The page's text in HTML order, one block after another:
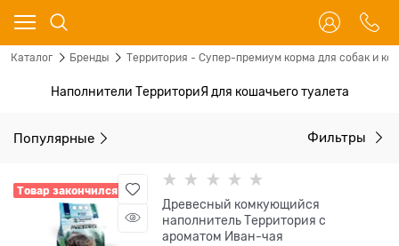
Каталог Бренды Территория - Супер-премиум корма для собак и
Наполнители ТерриториЯ для кошачьего туалета
Популярные Фильтры
Товар закончился
Древесный комкующийся
наполнитель Территория с
ароматом Иван-чая